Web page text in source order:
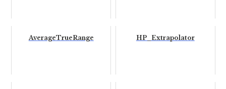
AverageTrueRange HP_Extrapolator